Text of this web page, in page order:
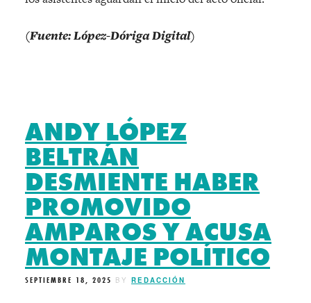
(Fuente: López-Dóriga Digital)
ANDY LÓPEZ
BELTRÁN
DESMIENTE HABER
PROMOVIDO
AMPAROS Y ACUSA
MONTAJE POLÍTICO
SEPTIEMBRE 18, 2025 BY REDACCIÓN